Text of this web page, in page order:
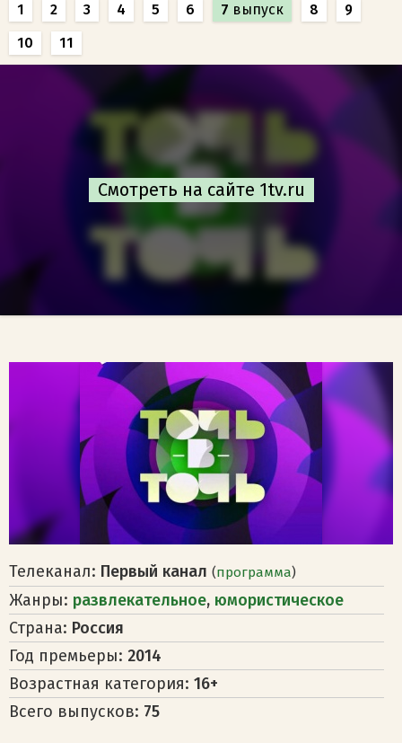
1 2 3 4 5 6 7 выпуск 8
9
10
11
Телеканал: Первый канал (программа)
Жанры: развлекательное, юмористическое
Страна: Россия
Год премьеры: 2014
Возрастная категория: 16+
Всего выпусков: 75